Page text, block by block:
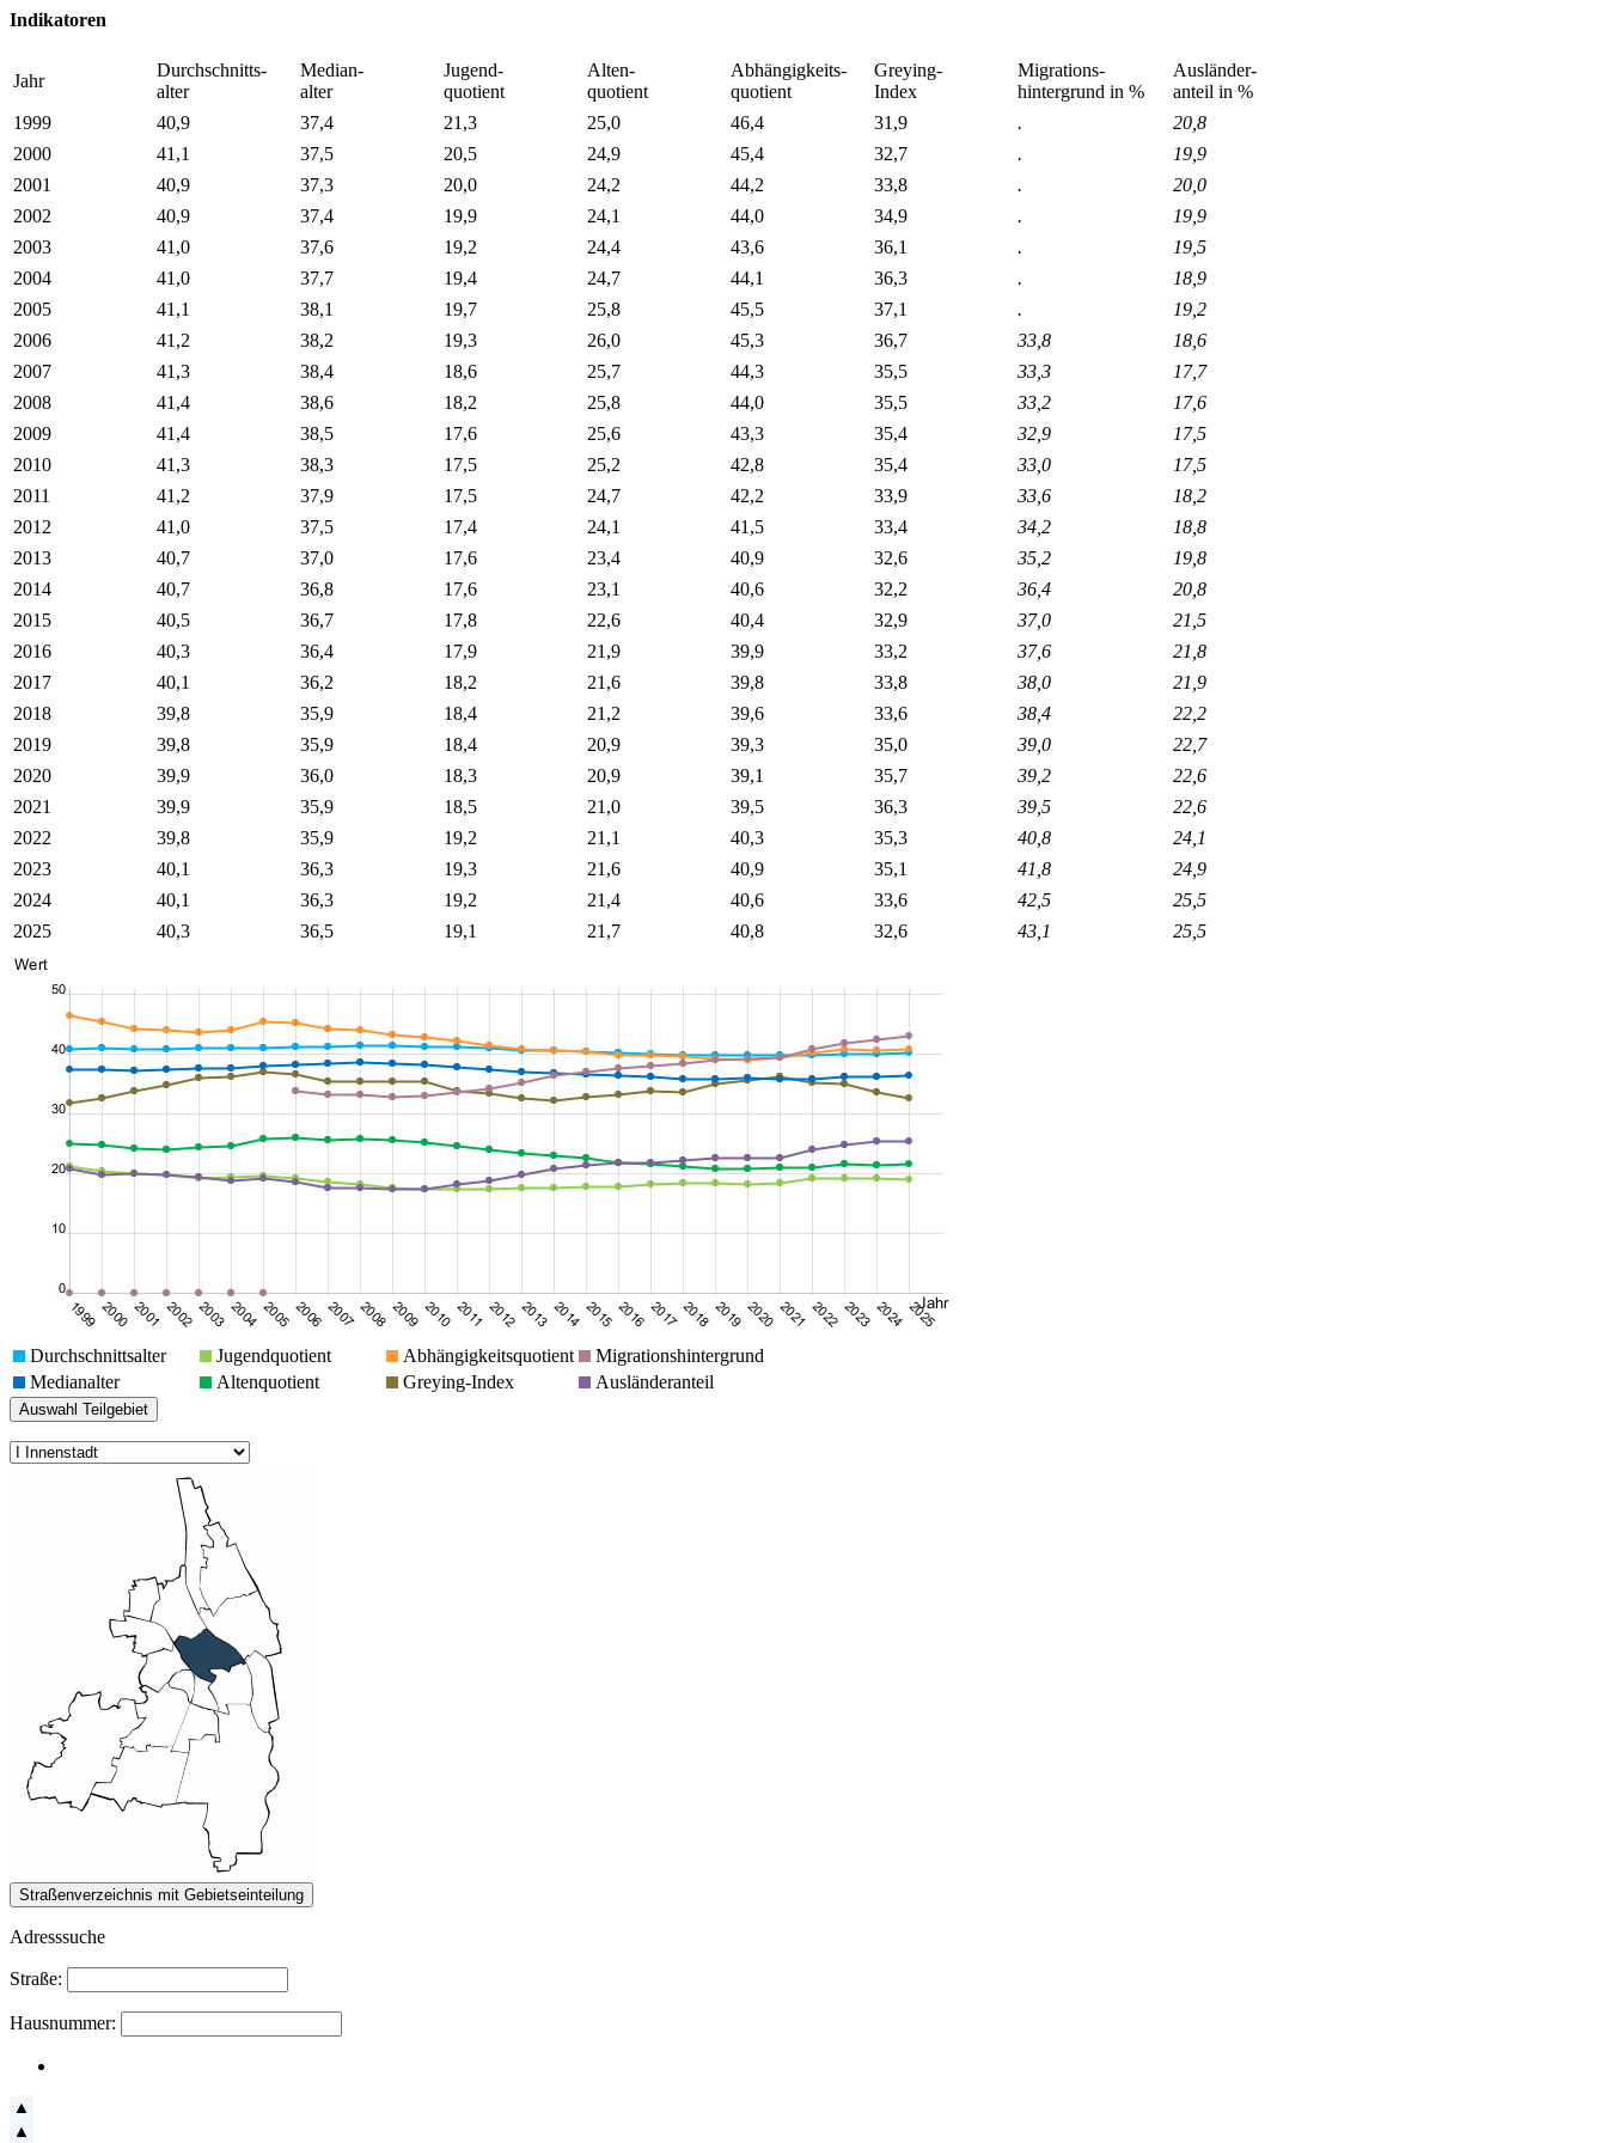
Indikatoren
Jahr
Durchschnitts-
alter
Median-
alter
Jugend-
quotient
Alten-
quotient
Abhängigkeits-
quotient
Greying-
Index
Migrations-
hintergrund in %
Ausländer-
anteil in %
1999
40,9 37,4 21,3 25,0 46,4 31,9 .
20,8
2000
41,1 37,5 20,5 24,9 45,4 32,7 .
19,9
2001
40,9 37,3 20,0 24,2 44,2 33,8 .
20,0
2002
40,9 37,4 19,9 24,1 44,0 34,9 .
19,9
2003
41,0 37,6 19,2 24,4 43,6 36,1 .
19,5
2004
41,0 37,7 19,4 24,7 44,1 36,3 .
18,9
2005
41,1 38,1 19,7 25,8 45,5 37,1 .
19,2
2006
41,2 38,2 19,3 26,0 45,3 36,7 33,8
18,6
2007
41,3 38,4 18,6 25,7 44,3 35,5 33,3
17,7
2008
41,4 38,6 18,2 25,8 44,0 35,5 33,2
17,6
2009
41,4 38,5 17,6 25,6 43,3 35,4 32,9
17,5
2010
41,3 38,3 17,5 25,2 42,8 35,4 33,0
17,5
2011
41,2 37,9 17,5 24,7 42,2 33,9 33,6
18,2
2012
41,0 37,5 17,4 24,1 41,5 33,4 34,2
18,8
2013
40,7 37,0 17,6 23,4 40,9 32,6 35,2
19,8
2014
40,7 36,8 17,6 23,1 40,6 32,2 36,4
20,8
2015
40,5 36,7 17,8 22,6 40,4 32,9 37,0
21,5
2016
40,3 36,4 17,9 21,9 39,9 33,2 37,6
21,8
2017
40,1 36,2 18,2 21,6 39,8 33,8 38,0
21,9
2018
39,8 35,9 18,4 21,2 39,6 33,6 38,4
22,2
2019
39,8 35,9 18,4 20,9 39,3 35,0 39,0
22,7
2020
39,9 36,0 18,3 20,9 39,1 35,7 39,2
22,6
2021
39,9 35,9 18,5 21,0 39,5 36,3 39,5
22,6
2022
39,8 35,9 19,2 21,1 40,3 35,3 40,8
24,1
2023
40,1 36,3 19,3 21,6 40,9 35,1 41,8
24,9
2024
40,1 36,3 19,2 21,4 40,6 33,6 42,5
25,5
2025
40,3 36,5 19,1 21,7 40,8 32,6 43,1 25,5
Durchschnittsalter Jugendquotient Abhängigkeitsquotient
Migrationshintergrund
Medianalter
Altenquotient Greying-Index Ausländeranteil
Adresssuche
Straße:
Hausnummer: